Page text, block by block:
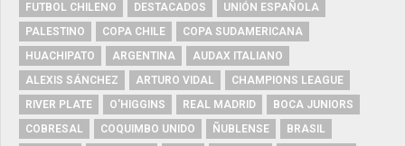
FUTBOL CHILENO
DESTACADOS
UNIÓN ESPAÑOLA
PALESTINO
COPA CHILE
COPA SUDAMERICANA
HUACHIPATO
ARGENTINA
AUDAX ITALIANO
ALEXIS SÁNCHEZ
ARTURO VIDAL
CHAMPIONS LEAGUE
RIVER PLATE
O'HIGGINS REAL MADRID
BOCA JUNIORS
COBRESAL
COQUIMBO UNIDO ÑUBLENSE
BRASIL